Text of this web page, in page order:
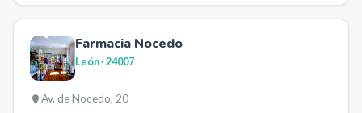
Farmacia Nocedo
León· 24007
Av. de Nocedo, 20